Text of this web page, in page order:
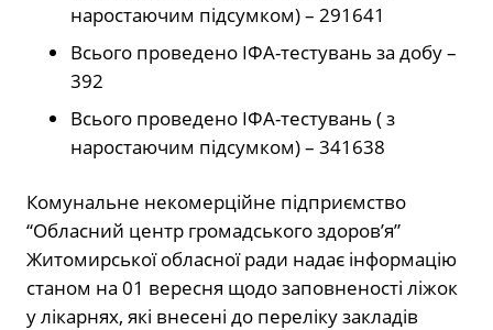
наростаючим підсумком) – 291641
Всього проведено ІФА-тестувань за добу –
392
Всього проведено ІФА-тестувань ( з
наростаючим підсумком) – 341638
Комунальне некомерційне підприємство
“Обласний центр громадського здоров’я”
Житомирської обласної ради надає інформацію
станом на 01 вересня щодо заповненості ліжок
у лікарнях, які внесені до переліку закладів